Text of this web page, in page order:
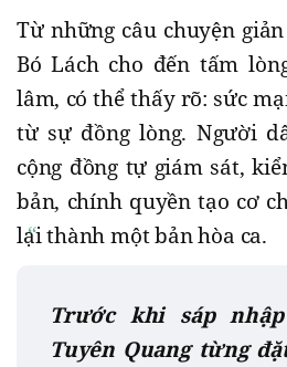
Từ những câu chuyện
Bó Lách cho đến tấm
lâm, có thể thấy rõ: sức
từ sự đồng lòng. Người
cộng đồng tự giám sát,
bản, chính quyền tạo cơ
lại thành một bản hòa ca.
Trước khi sáp
Tuyên Quang từng